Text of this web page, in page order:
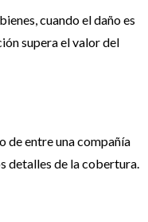
cuando el daño es
supera el valor del
de entre una compañía
detalles de la cobertura.